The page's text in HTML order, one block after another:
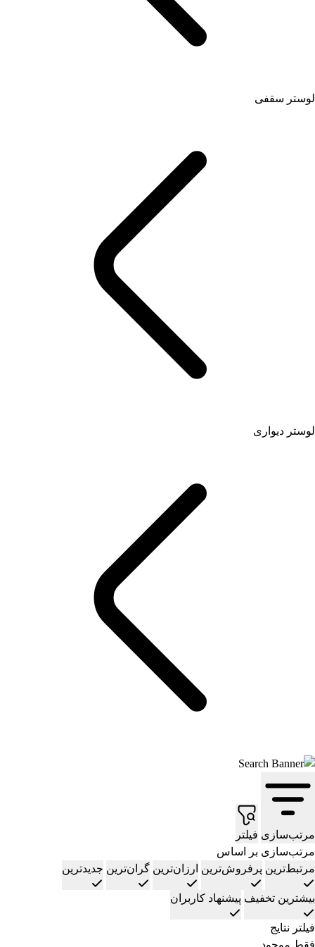
لوستر سقفی
لوستر دیواری
مرتب‌سازی فیلتر
مرتب‌سازی بر اساس
مرتبط‌ترین پرفروش‌ترین ارزان‌ترین گران‌ترین جدیدترین
بیشترین تخفیف پیشنهاد کاربران
فیلتر نتایج
فقط موجود